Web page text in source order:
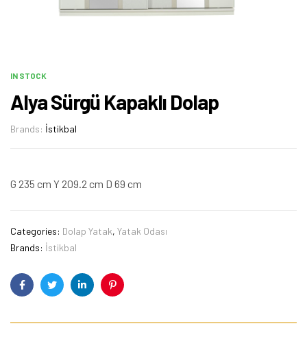
IN STOCK
Alya Sürgü Kapaklı Dolap
Brands: İstikbal
G 235 cm Y 209.2 cm D 69 cm
Categories: Dolap Yatak, Yatak Odası
Brands: İstikbal
FacebookTwitterLinkedinPinterest